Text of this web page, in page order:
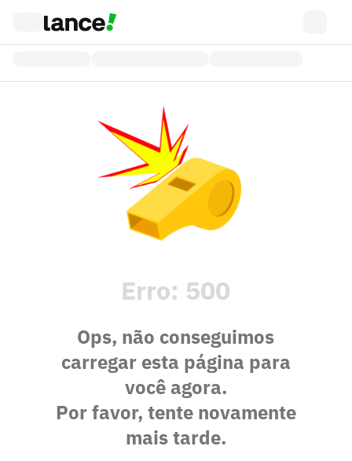
Erro: 500
Ops, não conseguimos
carregar esta página para
você agora.
Por favor, tente novamente
mais tarde.